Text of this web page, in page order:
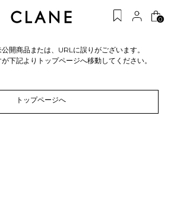
0
開商品または、URLに誤りがございます。
下記よりトップページへ移動してください。
トップページへ